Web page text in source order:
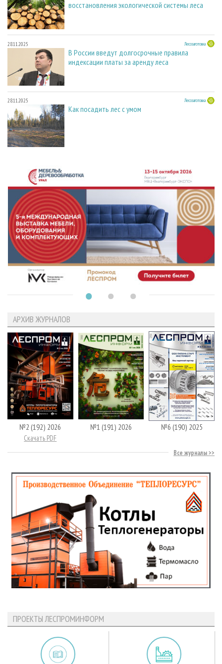
восстановления экологической системы леса
28.11.2025 Лесозаготовка
В России введут долгосрочные правила
индексации платы за аренду леса
28.11.2025 Лесозаготовка
Как посадить лес с умом
АРХИВ ЖУРНАЛОВ
№2 (192) 2026
Скачать PDF
№1 (191) 2026 №6 (190) 2025
Все журналы
ПРОЕКТЫ ЛЕСПРОМИНФОРМ